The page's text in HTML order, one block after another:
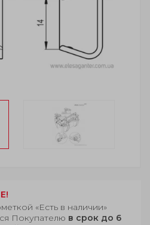
«Есть в наличии»
Покупателю в срок до 6